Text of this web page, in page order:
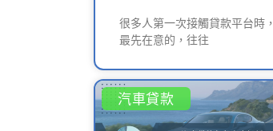
很多人第一次接觸貸款平台時，
最先在意的，往往
汽車貸款